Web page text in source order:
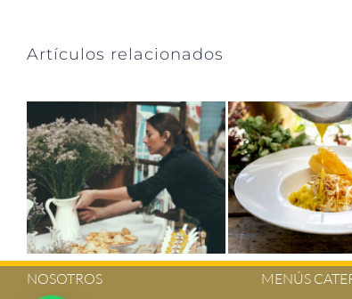
Artículos relacionados
Cómo el catering
tu feria en IFEMA
Errores a evitar al
elegir el catering
para tu evento
corporativo de
empresa
NOSOTROS
MENÚS